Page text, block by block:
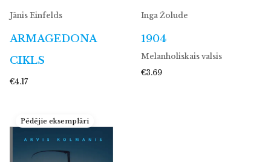
Jānis Einfelds
ARMAGEDONA
CIKLS
€4.17
Inga Žolude
1904
Melanholiskais valsis
€3.69
Pēdējie eksemplāri